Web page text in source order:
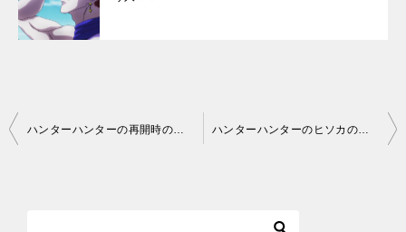
投
ハンターハンターの再開時のストーリーは？今後の展開を予想してみた！ ハンターハンターのヒソカの声優は１期と２期で違う人！？